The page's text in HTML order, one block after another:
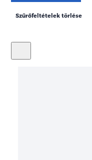
Szűrőfeltételek törlése